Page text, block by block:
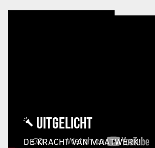
UITGELICHT
DE KRACHT VAN MAATWERK!